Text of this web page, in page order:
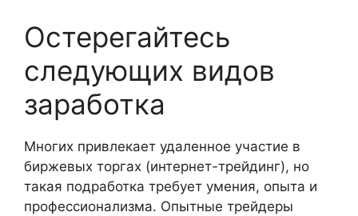
Остерегайтесь
следующих видов
заработка
Многих привлекает удаленное участие в
биржевых торгах (интернет-трейдинг), но
такая подработка требует умения, опыта и
профессионализма. Опытные трейдеры